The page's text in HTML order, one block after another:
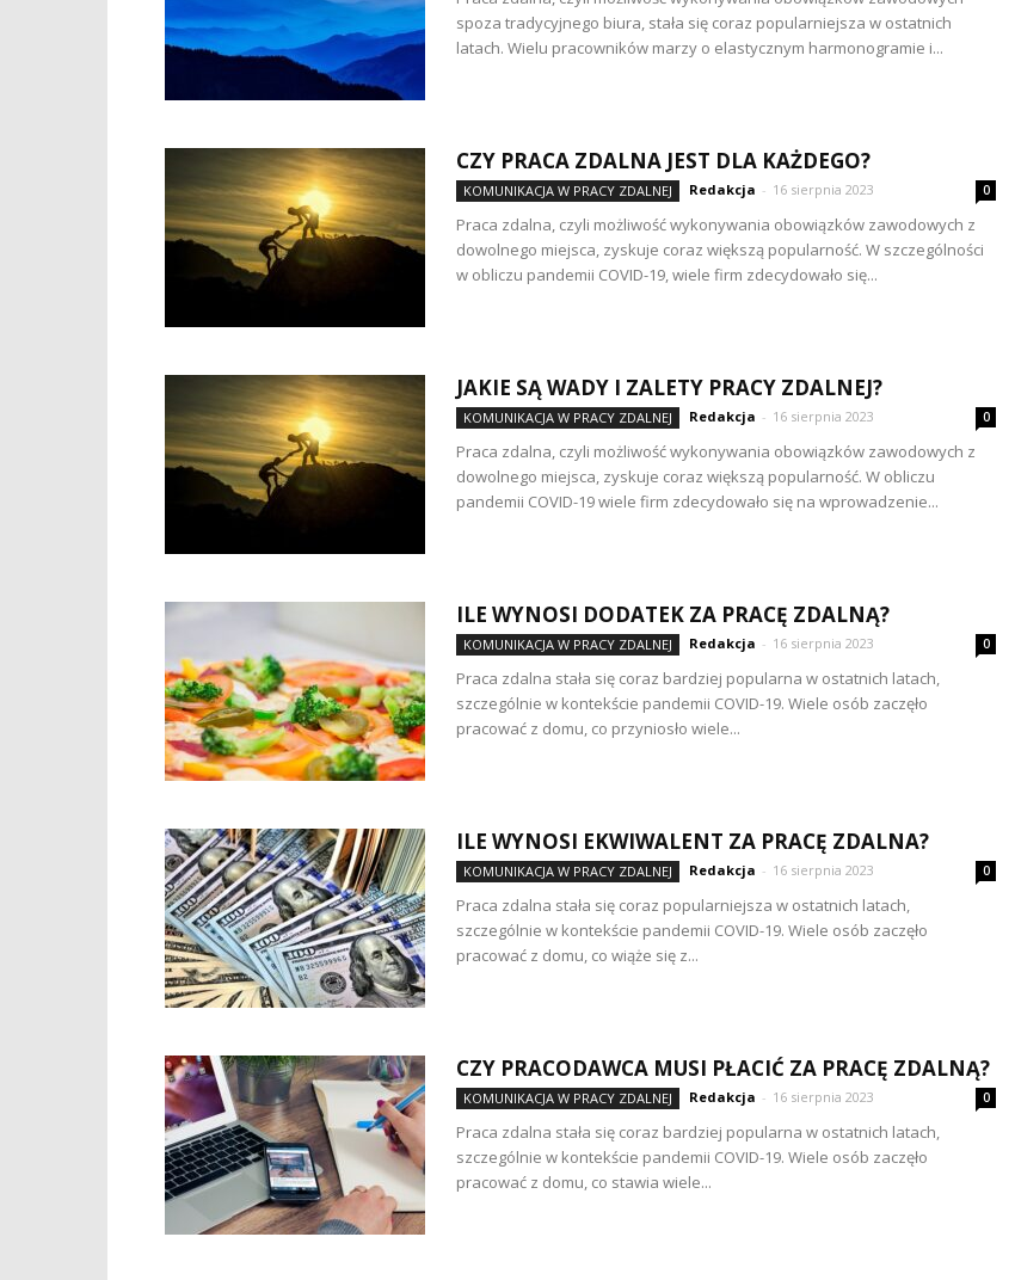
spoza tradycyjnego biura, stała się coraz popularniejsza w ostatnich
latach. Wielu pracowników marzy o elastycznym harmonogramie i...
CZY PRACA ZDALNA JEST DLA KAŻDEGO?
KOMUNIKACJA W PRACY ZDALNEJ Redakcja - 16 sierpnia 2023 0
Praca zdalna, czyli możliwość wykonywania obowiązków zawodowych z
dowolnego miejsca, zyskuje coraz większą popularność. W szczególności
w obliczu pandemii COVID-19, wiele firm zdecydowało się...
JAKIE SĄ WADY I ZALETY PRACY ZDALNEJ?
KOMUNIKACJA W PRACY ZDALNEJ Redakcja - 16 sierpnia 2023 0
Praca zdalna, czyli możliwość wykonywania obowiązków zawodowych z
dowolnego miejsca, zyskuje coraz większą popularność. W obliczu
pandemii COVID-19 wiele firm zdecydowało się na wprowadzenie...
ILE WYNOSI DODATEK ZA PRACĘ ZDALNĄ?
KOMUNIKACJA W PRACY ZDALNEJ Redakcja - 16 sierpnia 2023 0
Praca zdalna stała się coraz bardziej popularna w ostatnich latach,
szczególnie w kontekście pandemii COVID-19. Wiele osób zaczęło
pracować z domu, co przyniosło wiele...
ILE WYNOSI EKWIWALENT ZA PRACĘ ZDALNA?
KOMUNIKACJA W PRACY ZDALNEJ Redakcja - 16 sierpnia 2023 0
Praca zdalna stała się coraz popularniejsza w ostatnich latach,
szczególnie w kontekście pandemii COVID-19. Wiele osób zaczęło
pracować z domu, co wiąże się z...
CZY PRACODAWCA MUSI PŁACIĆ ZA PRACĘ ZDALNĄ?
KOMUNIKACJA W PRACY ZDALNEJ Redakcja - 16 sierpnia 2023 0
Praca zdalna stała się coraz bardziej popularna w ostatnich latach,
szczególnie w kontekście pandemii COVID-19. Wiele osób zaczęło
pracować z domu, co stawia wiele...